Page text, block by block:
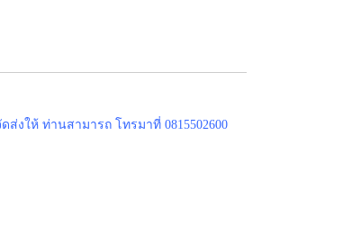
งให้ ท่านสามารถ โทรมาที่ 0815502600